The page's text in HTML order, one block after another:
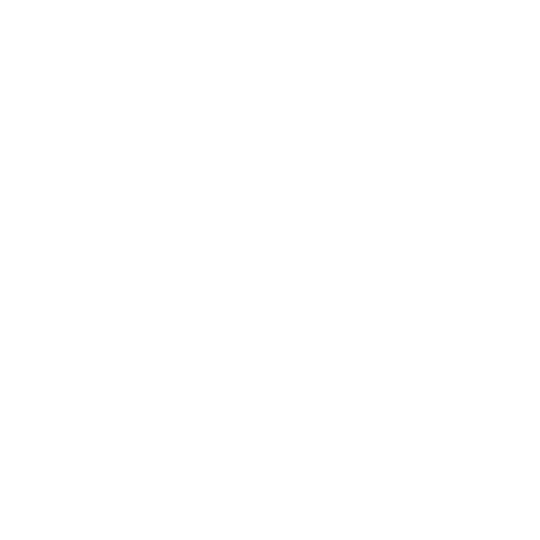
novedades del mercado de La Liga